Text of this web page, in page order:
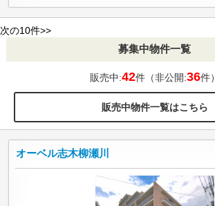
次の10件>>
募集中物件一覧
販売中:42件（非公開:36件）
販売中物件一覧はこちら
オーベル志木柳瀬川